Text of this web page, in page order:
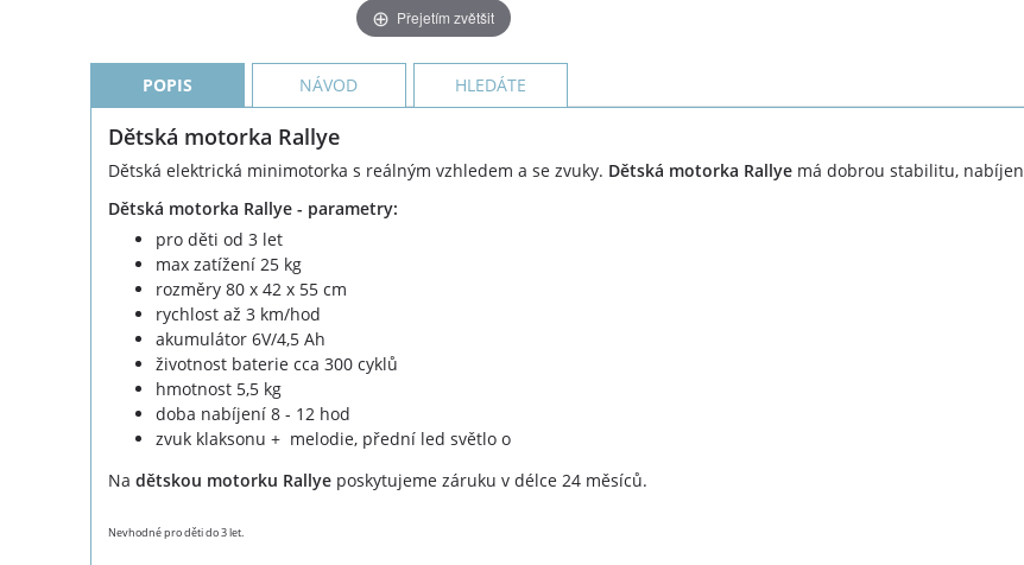
Přejetím zvětšit
POPIS NÁVOD HLEDÁTE
Dětská motorka Rallye
Dětská elektrická minimotorka s reálným vzhledem a se zvuky. Dětská motorka Rallyemá dobrou stabilitu,
Dětská motorka Rallye - parametry:
pro děti od 3 let
max zatížení 25 kg
rozměry 80 x 42 x 55 cm
rychlost až 3 km/hod
akumulátor 6V/4,5 Ah
životnost baterie cca 300 cyklů
hmotnost 5,5 kg
doba nabíjení 8 - 12 hod
zvuk klaksonu + melodie, přední led světlo o
Na dětskou motorku Rallyeposkytujeme záruku v délce 24 měsíců.
Nevhodné pro děti do 3 let.